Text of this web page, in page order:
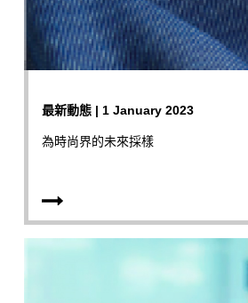
最新動態 | 1 January 2023
為時尚界的未來採樣